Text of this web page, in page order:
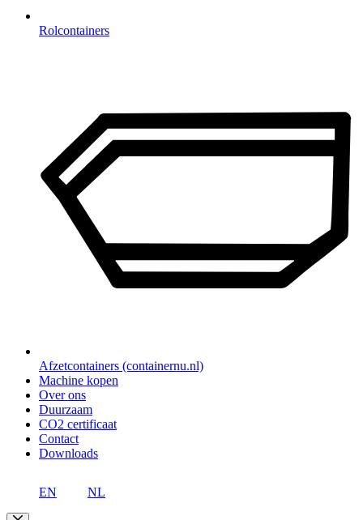
Rolcontainers
Afzetcontainers (containernu.nl)
Machine kopen
Over ons
Duurzaam
CO2 certificaat
Contact
Downloads
EN NL